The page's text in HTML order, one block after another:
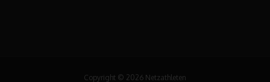
Copyright © 2026 Netzathleten